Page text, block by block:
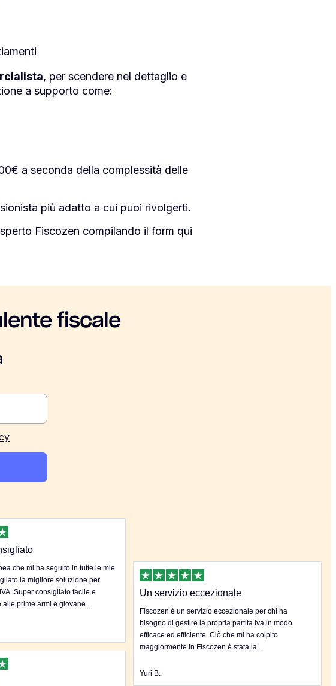
, per scendere nel dettaglio e
a supporto come:
a seconda della complessità delle
più adatto a cui puoi rivolgerti.
Fiscozen compilando il form qui
fiscale
che mi ha seguito in tutte le mie
la migliore soluzione per
Super consigliato facile e
prime armi e giovane...
Un servizio eccezionale
Fiscozen è un servizio eccezionale per chi ha
bisogno di gestire la propria partita iva in modo
efficace ed efficiente. Ciò che mi ha colpito
maggiormente in Fiscozen è stata la...
Yuri B.